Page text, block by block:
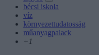
bécsi iskola
víz
környezettudatosság
műanyagpalack
+1